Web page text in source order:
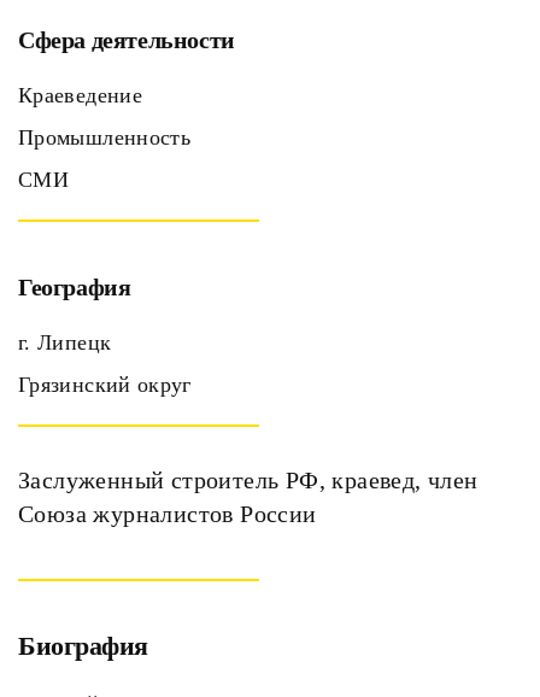
Заслуженный строитель РФ, краевед, член
Союза журналистов России
Биография
Сфера деятельности
Краеведение
Промышленность
СМИ
География
г. Липецк
Грязинский округ